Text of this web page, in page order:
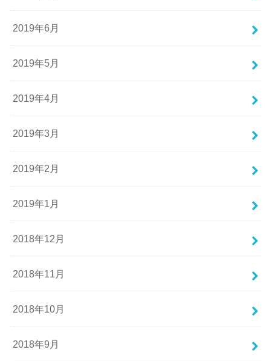
2019年6月
2019年5月
2019年4月
2019年3月
2019年2月
2019年1月
2018年12月
2018年11月
2018年10月
2018年9月